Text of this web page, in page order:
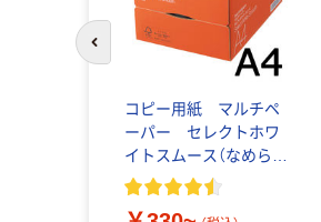
コピー用紙 マルチペ
ーパー セレクトホワ
イトスムース（なめらか
高白色タイプ）
前のスライドへ